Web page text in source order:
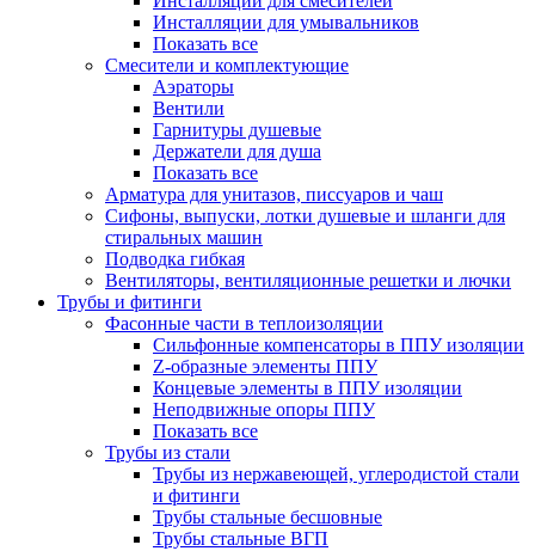
Инсталляции для умывальников
Показать все
Смесители и комплектующие
Аэраторы
Вентили
Гарнитуры душевые
Держатели для душа
Показать все
Арматура для унитазов, писсуаров и чаш
Сифоны, выпуски, лотки душевые и шланги для
стиральных машин
Подводка гибкая
Вентиляторы, вентиляционные решетки и лючки
Трубы и фитинги
Фасонные части в теплоизоляции
Cильфонные компенсаторы в ППУ изоляции
Z-образные элементы ППУ
Концевые элементы в ППУ изоляции
Неподвижные опоры ППУ
Показать все
Трубы из стали
Трубы из нержавеющей, углеродистой стали
и фитинги
Трубы стальные бесшовные
Трубы стальные ВГП